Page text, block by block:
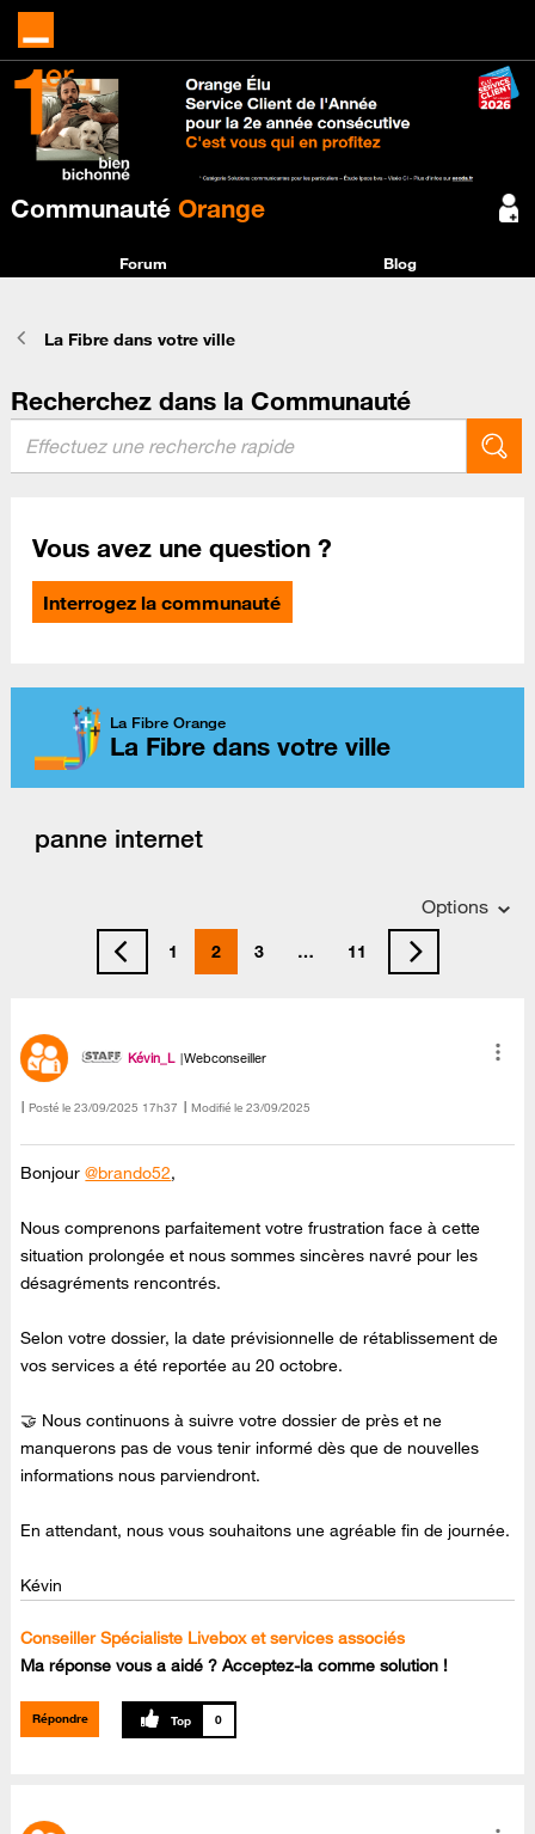
Communauté Orange
Forum Blog
La Fibre dans votre ville
Recherchez dans la Communauté
Vous avez une question ?
Interrogez la communauté
La Fibre Orange
La Fibre dans votre ville
panne internet
Options
1 2 3 … 11
Kévin_L Webconseiller
Posté le ‎23/09/2025 17h37 Modifié le 23/09/2025
Bonjour@brando52,
Nous comprenons parfaitement votre frustration face à cette
situation prolongée et nous sommes sincères navré pour les
désagréments rencontrés.
Selon votre dossier, la date prévisionnelle de rétablissement de
vos services a été reportée au 20 octobre.
🤝 Nous continuons à suivre votre dossier de près et ne
manquerons pas de vous tenir informé dès que de nouvelles
informations nous parviendront.
En attendant, nous vous souhaitons une agréable fin de journée.
Kévin
Conseiller Spécialiste Livebox et services associés
Ma réponse vous a aidé ? Acceptez-la comme solution !
Répondre 0